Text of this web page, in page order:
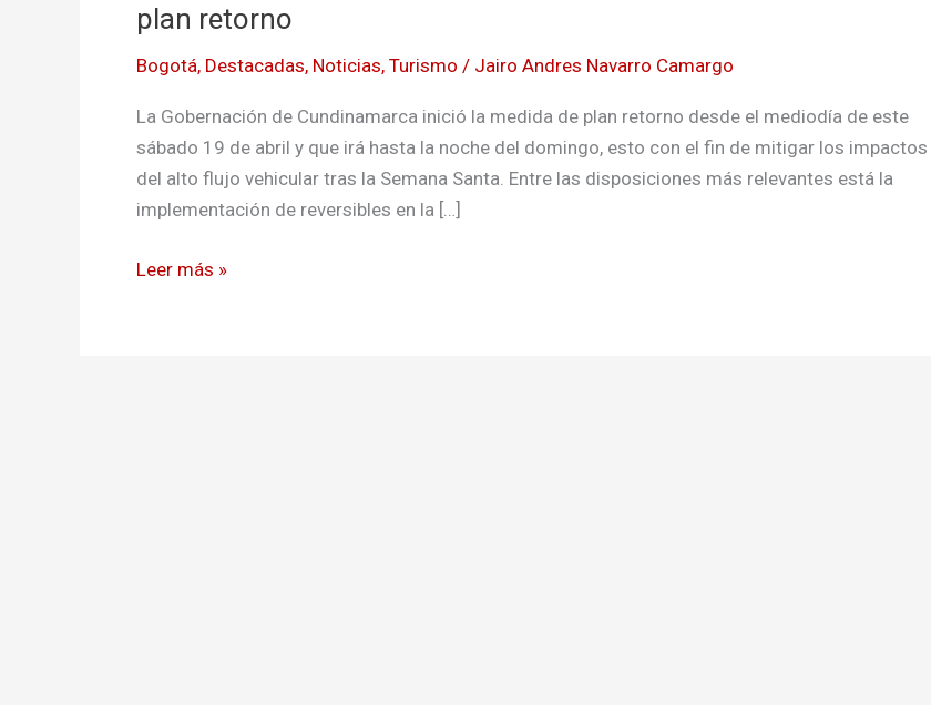
plan retorno
Bogotá, Destacadas, Noticias, Turismo / Jairo Andres Navarro Camargo
La Gobernación de Cundinamarca inició la medida de plan retorno desde el mediodía de este
sábado 19 de abril y que irá hasta la noche del domingo, esto con el fin de mitigar los impactos
del alto flujo vehicular tras la Semana Santa. Entre las disposiciones más relevantes está la
implementación de reversibles en la […]
entrada
Bogotá?
Atento
los
cambios
el
Leer más »